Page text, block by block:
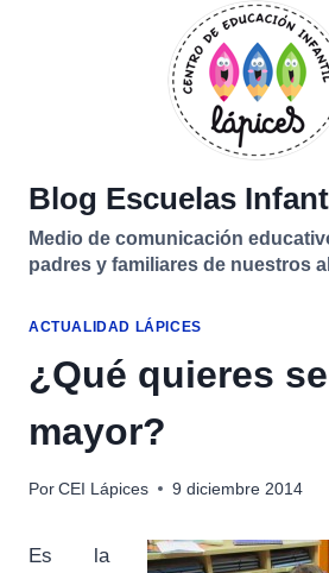
Blog Escuelas
Medio de comunicación
padres y familiares de nuestros
ACTUALIDAD LÁPICES
¿Qué quieres
mayor?
Por CEI Lápices 9 diciembre 2014
Es la